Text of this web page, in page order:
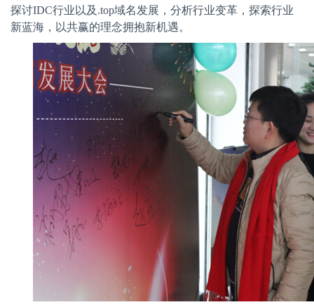
探讨IDC行业以及 .top域名发展，分析行业变革，探索行业
新蓝海，以共赢的理念拥抱新机遇。